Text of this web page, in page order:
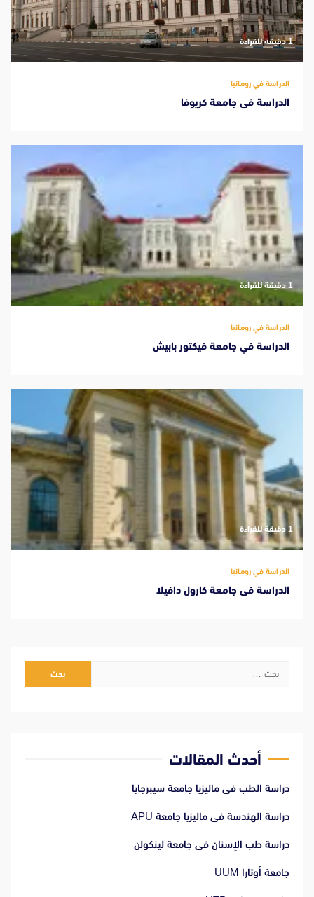
‫1 دقيقة للقراءة
الدراسة في رومانيا
الدراسة فى جامعة كريوفا
‫1 دقيقة للقراءة
الدراسة في رومانيا
الدراسة في جامعة فيكتور بابيش
‫1 دقيقة للقراءة
الدراسة في رومانيا
الدراسة فى جامعة كارول دافيلا
البحث
أحدث المقالات
دراسة الطب فى ماليزيا جامعة سيبرجايا
دراسة الهندسة فى ماليزيا جامعة APU
دراسة طب الإسنان فى جامعة لينكولن
جامعة أوتارا UUM